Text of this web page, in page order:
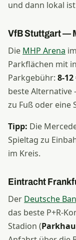
und dann lokal
VfB Stuttgart —
Die MHP Arena
Parkflächen mit
Parkgebühr: 8-12
beste
zu Fuß oder eine
Tipp: Die
Spieltag zu
im Kreis.
Eintracht
Der Deutsche
das beste P+R-
Stadion (